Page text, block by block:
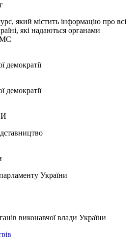
який містить інформацію про всі
які надаються органами
демократії
демократії
України
виконавчої влади України